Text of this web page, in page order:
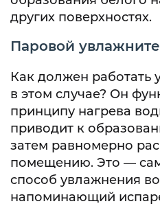
других поверхностях.
Паровой
Как должен работать
в этом случае? Он
принципу нагрева
приводит к
затем равномерно
помещению. Это —
способ увлажнения
напоминающий